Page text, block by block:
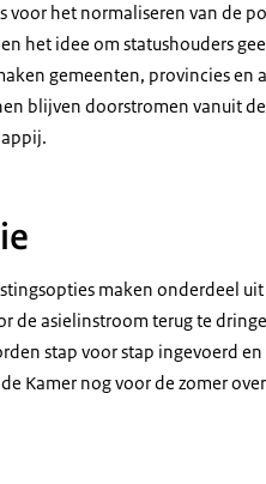
voor het normaliseren van de
het idee om statushouders
gemeenten, provincies en
blijven doorstromen vanuit
maken onderdeel
de asielinstroom terug te
stap voor stap ingevoerd
Kamer nog voor de zomer